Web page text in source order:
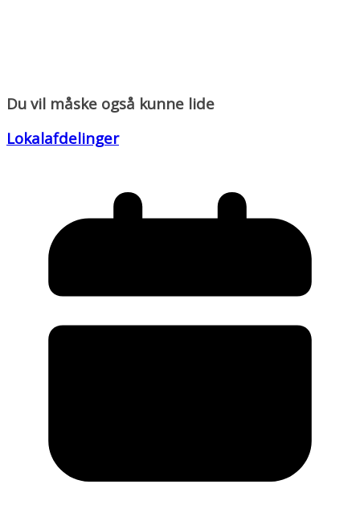
Du vil måske også kunne lide
Lokalafdelinger